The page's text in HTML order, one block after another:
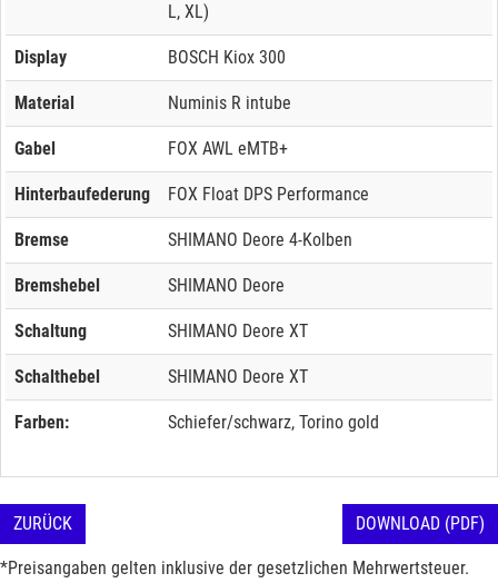
L, XL)
Display BOSCH Kiox 300
Material Numinis R intube
Gabel FOX AWL eMTB+
Hinterbaufederung FOX Float DPS Performance
Bremse SHIMANO Deore 4-Kolben
Bremshebel SHIMANO Deore
Schaltung SHIMANO Deore XT
Schalthebel SHIMANO Deore XT
Farben: Schiefer/schwarz, Torino gold
ZURÜCK DOWNLOAD (PDF)
*Preisangaben gelten inklusive der gesetzlichen Mehrwertsteuer.